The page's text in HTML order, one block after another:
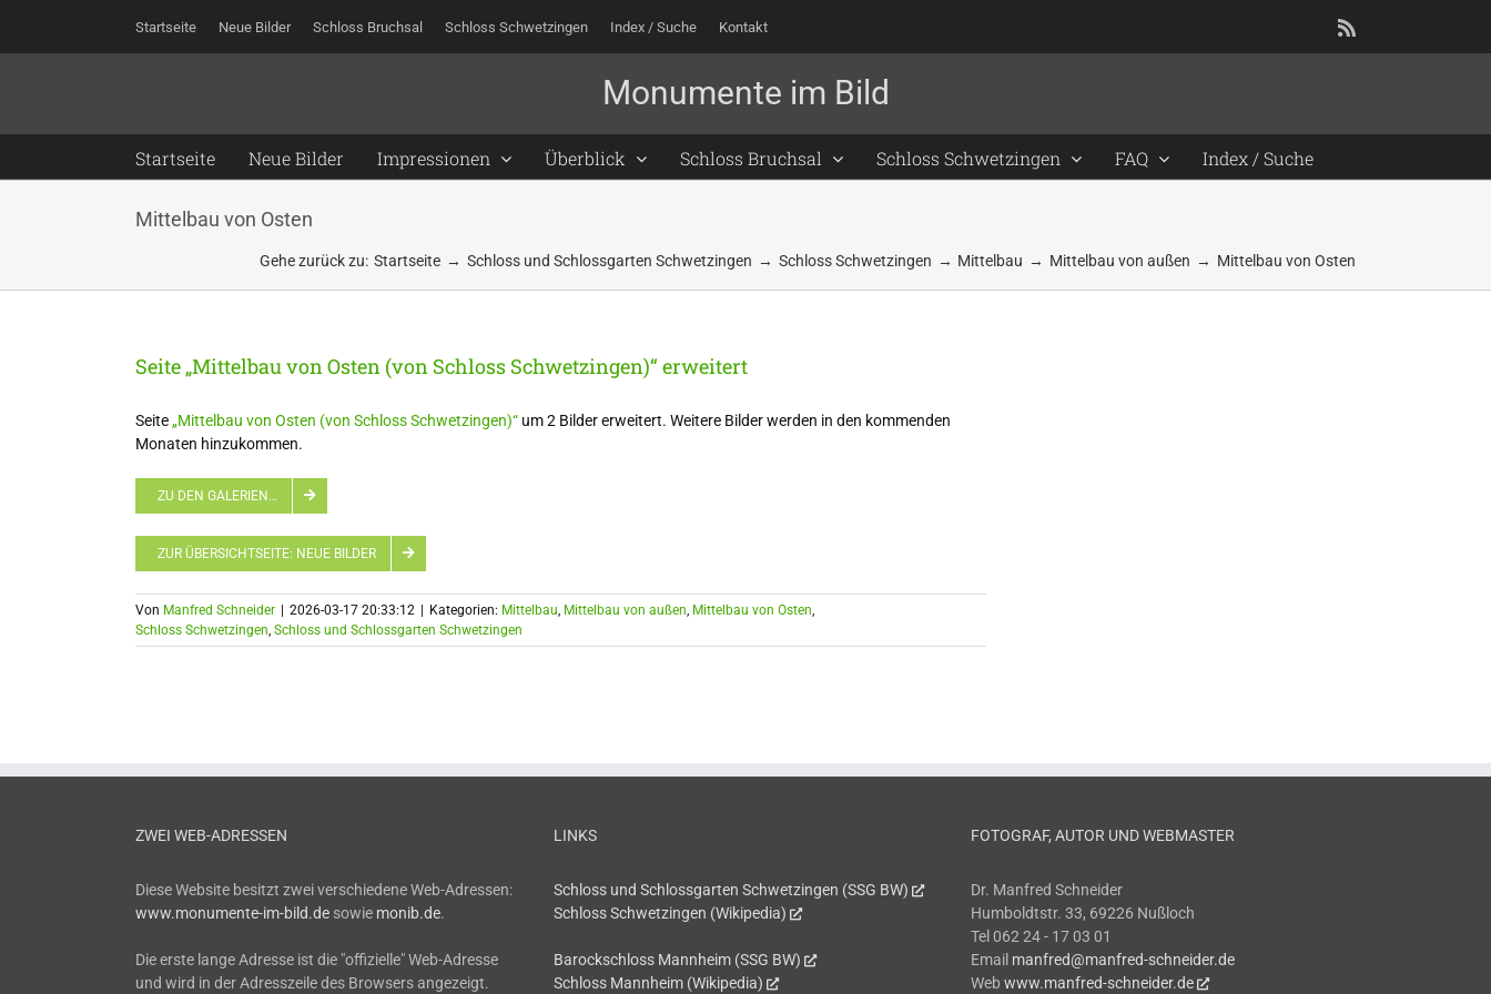
springen
Startseite Neue Bilder Schloss Bruchsal Schloss Schwetzingen Index / Suche Kontakt
Startseite Neue Bilder Impressionen Überblick Schloss Bruchsal Schloss Schwetzingen FAQ Index / Suche
Mittelbau von Osten
Gehe zurück zu: Startseite Schloss und Schlossgarten Schwetzingen Schloss Schwetzingen Mittelbau Mittelbau von außen Mittelbau von Osten
Seite „Mittelbau von Osten (von Schloss Schwetzingen)“ erweitert
Seite„Mittelbau von Osten (von Schloss Schwetzingen)“um 2 Bilder erweitert. Weitere Bilder werden in den kommenden
Monaten hinzukommen.
ZU DEN GALERIEN…
ZUR ÜBERSICHTSEITE: NEUE BILDER
Von Manfred Schneider 2026-03-17 20:33:12 Kategorien: Mittelbau, Mittelbau von außen, Mittelbau von Osten,
Schloss Schwetzingen, Schloss und Schlossgarten Schwetzingen
ZWEI WEB-ADRESSEN
Diese Website besitzt zwei verschiedene Web-Adressen:
www.monumente-im-bild.de sowie monib.de.
Die erste lange Adresse ist die "offizielle" Web-Adresse
und wird in der Adresszeile des Browsers angezeigt.
LINKS
Schloss und Schlossgarten Schwetzingen (SSG BW)
Schloss Schwetzingen (Wikipedia)
Barockschloss Mannheim (SSG BW)
Schloss Mannheim (Wikipedia)
FOTOGRAF, AUTOR UND WEBMASTER
Dr. Manfred Schneider
Humboldtstr. 33, 69226 Nußloch
Tel 062 24 - 17 03 01
Email manfred@manfred-schneider.de
Webwww.manfred-schneider.de